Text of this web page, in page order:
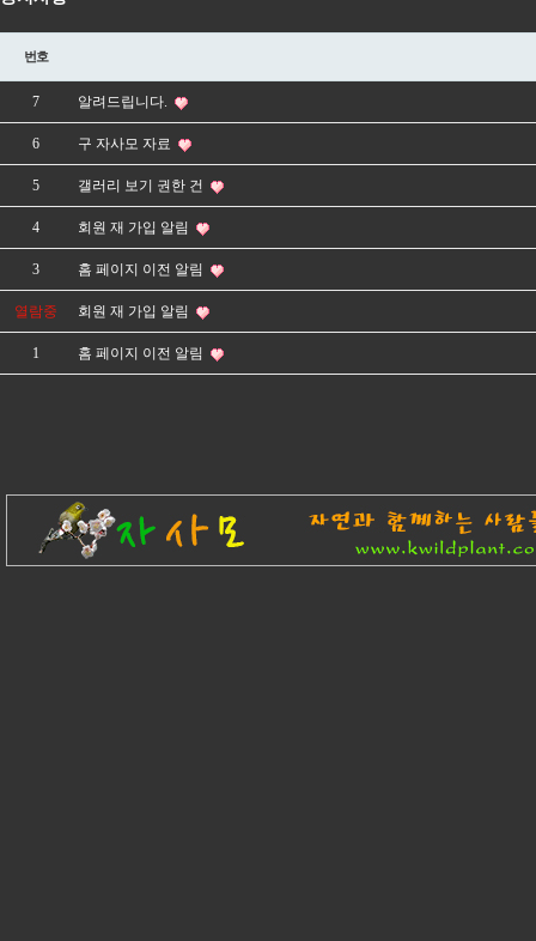
번호
7 알려드립니다.
6 구 자사모 자료
5 갤러리 보기 권한 건
4 회원 재 가입 알림
3 홈 페이지 이전 알림
열람중 회원 재 가입 알림
1 홈 페이지 이전 알림